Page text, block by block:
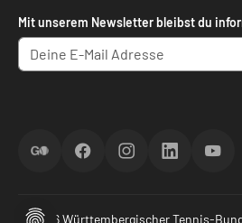
Mit unserem Newsletter bleibst du
ScoreGOFacebookInstagramLinkedIn
© 2026 Württembergischer Tennis-